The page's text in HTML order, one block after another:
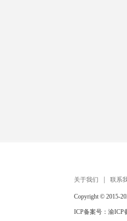
关于我们 联系
Copyright © 2015-
ICP备案号： 渝ICP